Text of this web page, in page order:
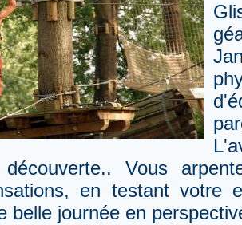
découverte.. Vous
en testant votre
belle journée en